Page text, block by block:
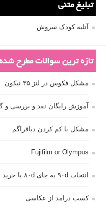
تبلیغ متنی
آتلیه کودک سروش
تازه ترین سوالات مطرح
مشکل فکوس در لنز ۳۵ نیکون
آموزش رایگان نقد و بررسی و
مشکل با کم کردن دیافراگم
Fujifilm or Olympus
انتخاب ۹۰d به جای ۸۰d یا خرید لنز؟
کسب درامد از عکاسی